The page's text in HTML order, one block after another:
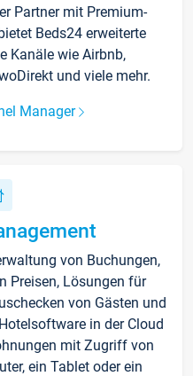
Partner mit Premium-
Beds24 erweiterte
Kanäle wie Airbnb,
und viele mehr.
Manager
von Buchungen,
Preisen, Lösungen für
von Gästen und
in der Cloud
mit Zugriff von
ein Tablet oder ein